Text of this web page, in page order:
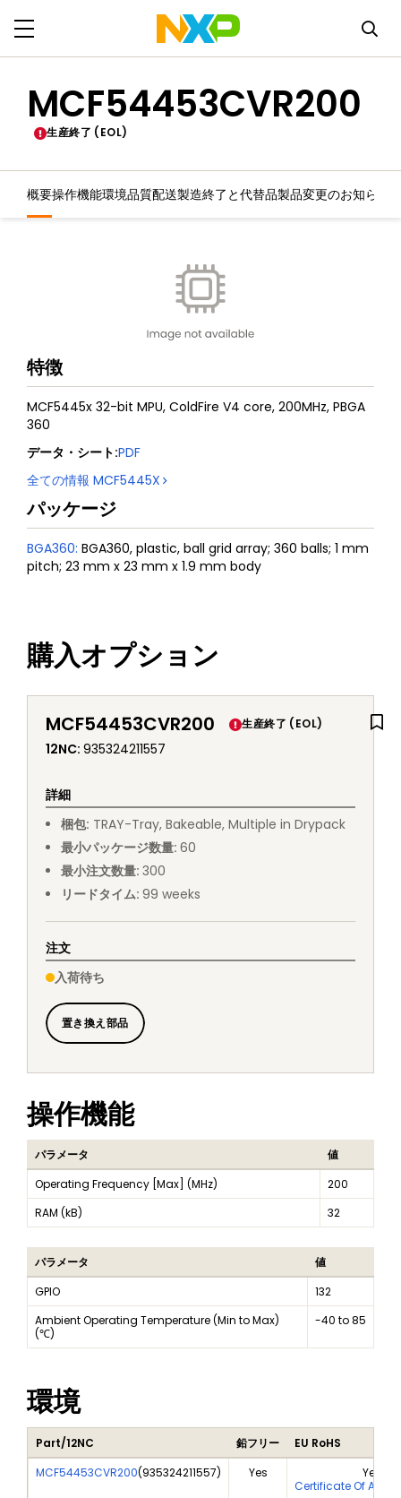
MCF54453CVR200
生産終了 (EOL)
概要操作機能環境品質配送製造終了と代替品製品変更のお知らせ
特徴
MCF5445x 32-bit MPU, ColdFire V4 core, 200MHz, PBGA
360
データ・シート:PDF
全ての情報 MCF5445X
パッケージ
BGA360: BGA360, plastic, ball grid array; 360 balls; 1 mm
pitch; 23 mm x 23 mm x 1.9 mm body
購入オプション
MCF54453CVR200 生産終了 (EOL)
12NC: 935324211557
詳細
梱包: TRAY-Tray, Bakeable, Multiple in Drypack
最小パッケージ数量: 60
最小注文数量: 300
リードタイム: 99 weeks
注文
入荷待ち
置き換え部品
操作機能
パラメータ
値
Operating Frequency [Max] (MHz)
200
RAM (kB)
32
パラメータ
値
GPIO
132
Ambient Operating Temperature (Min to Max)
(℃)
-40 to 85
環境
Part/12NC 鉛フリー
EU RoHS
MCF54453CVR200(935324211557) Yes
Yes
Certificate Of